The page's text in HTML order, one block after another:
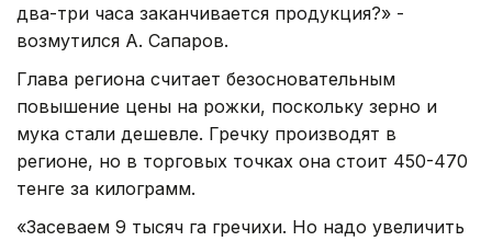
два-три часа заканчивается продукция?» -
возмутился А. Сапаров.
Глава региона считает безосновательным
повышение цены на рожки, поскольку зерно и
мука стали дешевле. Гречку производят в
регионе, но в торговых точках она стоит 450-470
тенге за килограмм.
«Засеваем 9 тысяч га гречихи. Но надо увеличить